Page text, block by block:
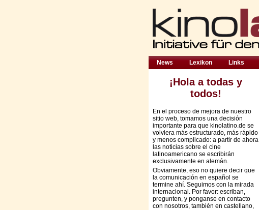
News Lexikon Links
¡Hola a todas y
todos!
En el proceso de mejora de nuestro
sitio web, tomamos una decisión
importante para que kinolatino.de se
volviera más estructurado, más rápido
y menos complicado: a partir de ahora
las noticias sobre el cine
latinoamericano se escribirán
exclusivamente en alemán.
Obviamente, eso no quiere decir que
la comunicación en español se
termine ahí. Seguimos con la mirada
internacional. Por favor: escriban,
pregunten, y ponganse en contacto
con nosotros, también en castellano,